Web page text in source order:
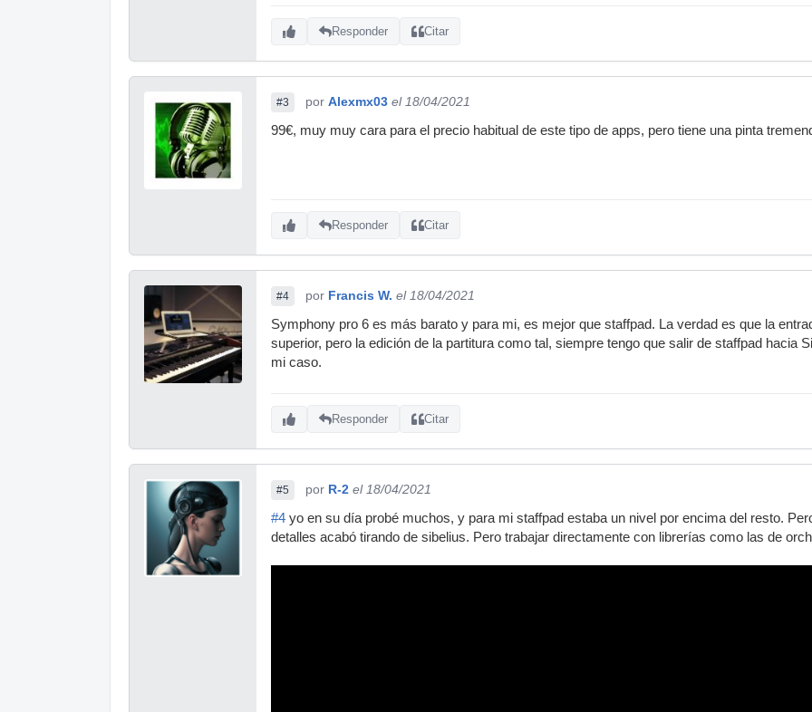
Responder Citar
#3 por Alexmx03 el 18/04/2021
99€, muy muy cara para el precio habitual de este tipo de apps, pero tiene una pinta
Responder Citar
#4 por Francis W. el 18/04/2021
Symphony pro 6 es más barato y para mi, es mejor que staffpad. La verdad es que la
superior, pero la edición de la partitura como tal, siempre tengo que salir de staffpad hacia
mi caso.
Responder Citar
#5 por R-2 el 18/04/2021
#4 yo en su día probé muchos, y para mi staffpad estaba un nivel por encima del resto.
detalles acabó tirando de sibelius. Pero trabajar directamente con librerías como las de